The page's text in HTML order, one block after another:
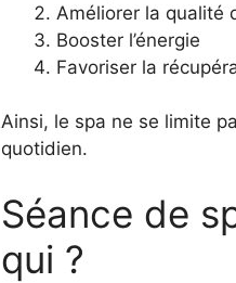
Améliorer la qualité
Booster l’énergie
Favoriser la
Ainsi, le spa ne se limite
quotidien.
Séance de
qui ?